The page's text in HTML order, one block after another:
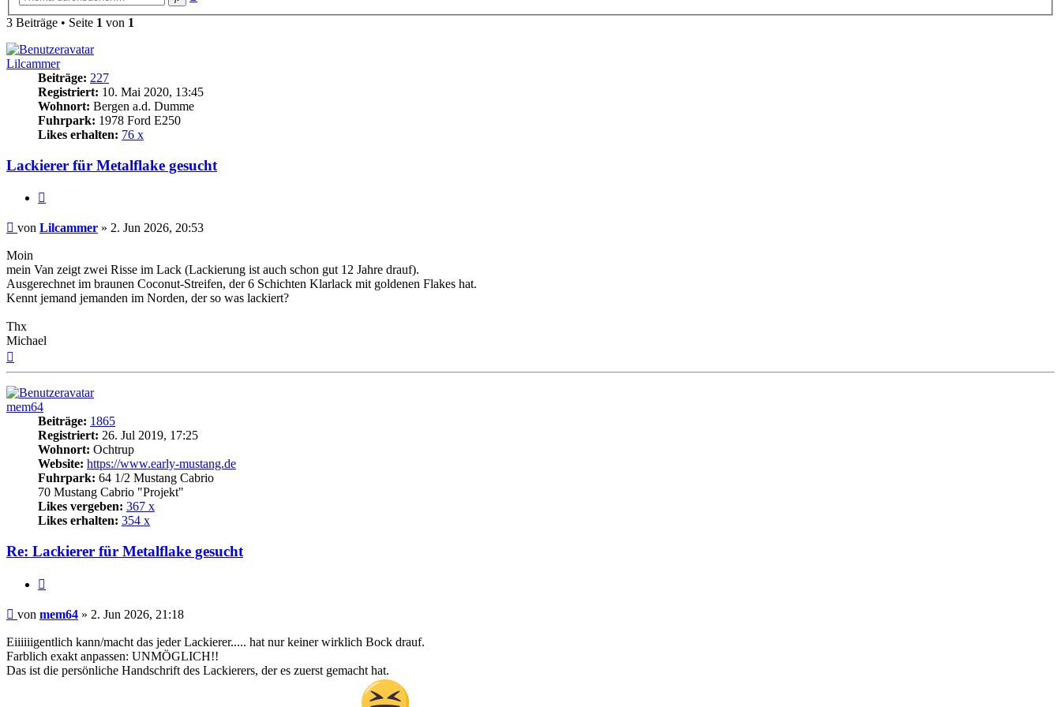
3 Beiträge • Seite 1 von 1
Lilcammer
Beiträge: 227
Registriert: 10. Mai 2020, 13:45
Wohnort: Bergen a.d. Dumme
Fuhrpark: 1978 Ford E250
Likes erhalten: 76 x
Lackierer für Metalflake gesucht
Beitrag
von Lilcammer » 2. Jun 2026, 20:53
Moin
mein Van zeigt zwei Risse im Lack (Lackierung ist auch schon gut 12 Jahre drauf).
Ausgerechnet im braunen Coconut-Streifen, der 6 Schichten Klarlack mit goldenen Flakes hat.
Kennt jemand jemanden im Norden, der so was lackiert?
Thx
Michael
mem64
Beiträge: 1865
Registriert: 26. Jul 2019, 17:25
Wohnort: Ochtrup
Website: https://www.early-mustang.de
Fuhrpark: 64 1/2 Mustang Cabrio
70 Mustang Cabrio "Projekt"
Likes vergeben: 367 x
Likes erhalten: 354 x
Re: Lackierer für Metalflake gesucht
Beitrag
von mem64 » 2. Jun 2026, 21:18
Eiiiiiigentlich kann/macht das jeder Lackierer..... hat nur keiner wirklich Bock drauf.
Farblich exakt anpassen: UNMÖGLICH!!
Das ist die persönliche Handschrift des Lackierers, der es zuerst gemacht hat.